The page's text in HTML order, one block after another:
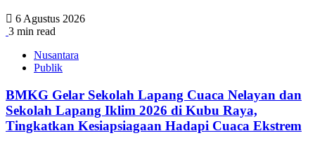
6 Agustus 2026
3 min read
Nusantara
Publik
BMKG Gelar Sekolah Lapang Cuaca Nelayan dan
Sekolah Lapang Iklim 2026 di Kubu Raya,
Tingkatkan Kesiapsiagaan Hadapi Cuaca Ekstrem